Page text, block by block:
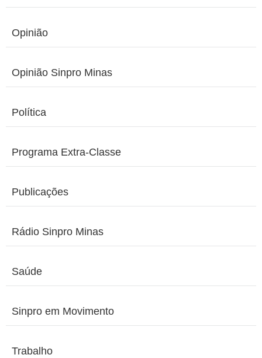
Opinião
Opinião Sinpro Minas
Política
Programa Extra-Classe
Publicações
Rádio Sinpro Minas
Saúde
Sinpro em Movimento
Trabalho